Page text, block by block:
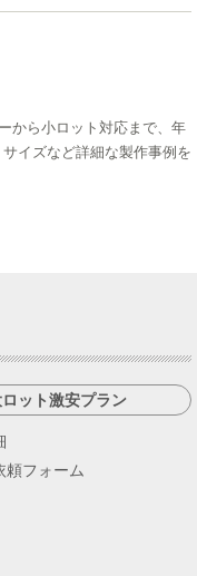
から小ロット対応まで、年
イズなど詳細な製作事例を
ロット激安プラン
頼フォーム